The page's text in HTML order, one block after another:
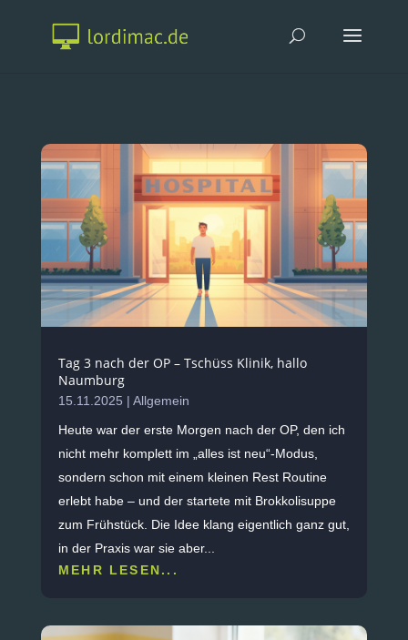
Tag 3 nach der OP – Tschüss Klinik, hallo
Naumburg
15.11.2025 | Allgemein
Heute war der erste Morgen nach der OP, den ich
nicht mehr komplett im „alles ist neu“-Modus,
sondern schon mit einem kleinen Rest Routine
erlebt habe – und der startete mit Brokkolisuppe
zum Frühstück. ​Die Idee klang eigentlich ganz gut,
in der Praxis war sie aber...
MEHR LESEN...